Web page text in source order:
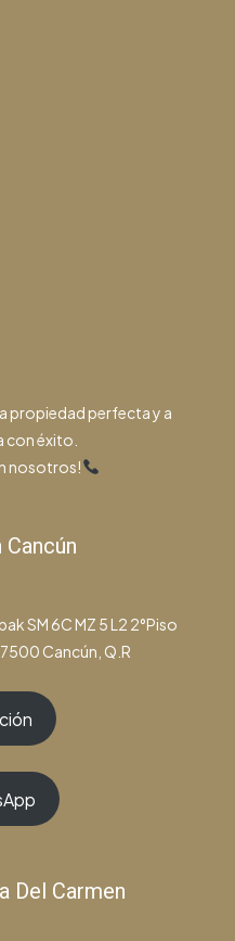
propiedad perfecta y a
con éxito.
nosotros!
Cancún
SM 6C MZ 5 L2 2°Piso
Cancún, Q.R
Del Carmen